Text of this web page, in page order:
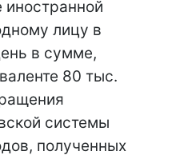
лицу в
в сумме,
80 тыс.
системы
полученных